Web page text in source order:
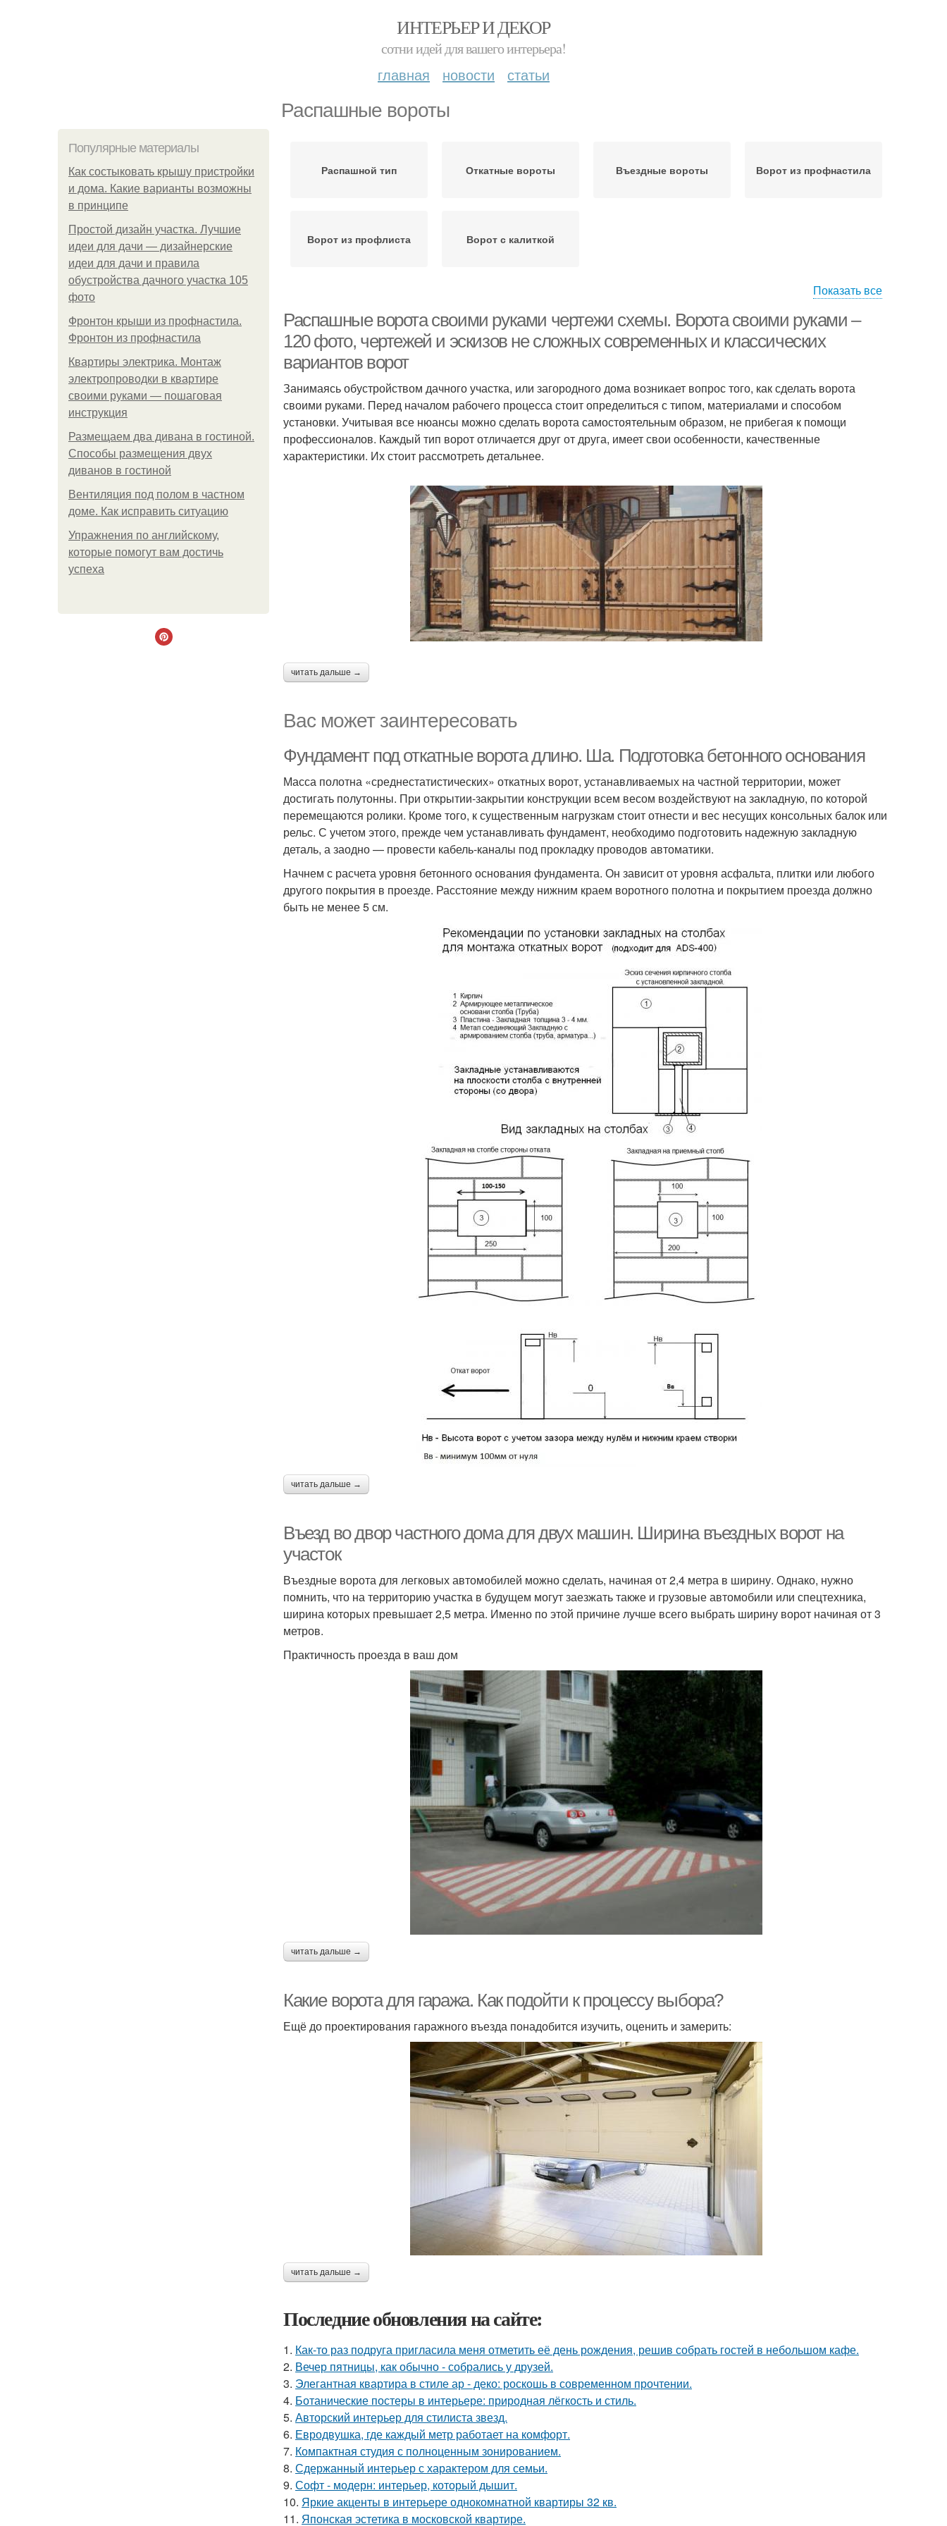
ИНТЕРЬЕР И ДЕКОР
сотни идей для вашего интерьера!
главная новости статьи
Распашные вороты
Популярные материалы
Как состыковать крышу пристройки
и дома. Какие варианты возможны
в принципе
Простой дизайн участка. Лучшие
идеи для дачи — дизайнерские
идеи для дачи и правила
обустройства дачного участка 105
фото
Фронтон крыши из профнастила.
Фронтон из профнастила
Квартиры электрика. Монтаж
электропроводки в квартире
своими руками — пошаговая
инструкция
Размещаем два дивана в гостиной.
Способы размещения двух
диванов в гостиной
Вентиляция под полом в частном
доме. Как исправить ситуацию
Упражнения по английскому,
которые помогут вам достичь
успеха
Распашной тип Откатные вороты Въездные вороты Ворот из профнастила
Ворот из профлиста Ворот с калиткой
Показать все
Распашные ворота своими руками чертежи схемы. Ворота своими руками –
120 фото, чертежей и эскизов не сложных современных и классических
вариантов ворот
Занимаясь обустройством дачного участка, или загородного дома возникает вопрос того, как сделать ворота
своими руками. Перед началом рабочего процесса стоит определиться с типом, материалами и способом
установки. Учитывая все нюансы можно сделать ворота самостоятельным образом, не прибегая к помощи
профессионалов. Каждый тип ворот отличается друг от друга, имеет свои особенности, качественные
характеристики. Их стоит рассмотреть детальнее.
читать дальше →
Вас может заинтересовать
Фундамент под откатные ворота длино. Ша. Подготовка бетонного основания
Масса полотна «среднестатистических» откатных ворот, устанавливаемых на частной территории, может
достигать полутонны. При открытии-закрытии конструкции всем весом воздействуют на закладную, по которой
перемещаются ролики. Кроме того, к существенным нагрузкам стоит отнести и вес несущих консольных балок или
рельс. С учетом этого, прежде чем устанавливать фундамент, необходимо подготовить надежную закладную
деталь, а заодно — провести кабель-каналы под прокладку проводов автоматики.
Начнем с расчета уровня бетонного основания фундамента. Он зависит от уровня асфальта, плитки или любого
другого покрытия в проезде. Расстояние между нижним краем воротного полотна и покрытием проезда должно
быть не менее 5 см.
читать дальше →
Въезд во двор частного дома для двух машин. Ширина въездных ворот на
участок
Въездные ворота для легковых автомобилей можно сделать, начиная от 2,4 метра в ширину. Однако, нужно
помнить, что на территорию участка в будущем могут заезжать также и грузовые автомобили или спецтехника,
ширина которых превышает 2,5 метра. Именно по этой причине лучше всего выбрать ширину ворот начиная от 3
метров.
Практичность проезда в ваш дом
читать дальше →
Какие ворота для гаража. Как подойти к процессу выбора?
Ещё до проектирования гаражного въезда понадобится изучить, оценить и замерить:
читать дальше →
Последние обновления на сайте:
1. Как-то раз подруга пригласила меня отметить её день рождения, решив собрать гостей в небольшом кафе.
2. Вечер пятницы, как обычно - собрались у друзей.
3. Элегантная квартира в стиле ар - деко: роскошь в современном прочтении.
4. Ботанические постеры в интерьере: природная лёгкость и стиль.
5. Авторский интерьер для стилиста звезд.
6. Евродвушка, где каждый метр работает на комфорт.
7. Компактная студия с полноценным зонированием.
8. Сдержанный интерьер с характером для семьи.
9. Софт - модерн: интерьер, который дышит.
10. Яркие акценты в интерьере однокомнатной квартиры 32 кв.
11. Японская эстетика в московской квартире.